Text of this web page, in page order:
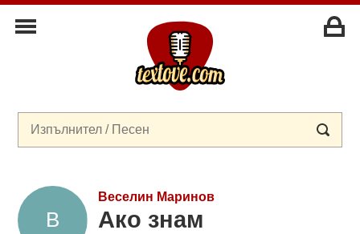
Веселин Маринов
Ако знам